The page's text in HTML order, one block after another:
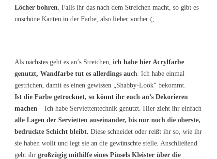
Löcher bohren . Falls ihr das nach dem Streichen macht, so gibt es
unschöne Kanten in der Farbe, also lieber vorher (;
Als nächstes geht es an’s Streichen, ich habe hier Acrylfarbe
genutzt, Wandfarbe tut es allerdings auch. Ich habe einmal
gestrichen, damit es einen gewissen „Shabby-Look“ bekommt.
Ist die Farbe getrocknet, so könnt ihr euch an’s Dekorieren
machen – Ich habe Serviettentechnik genutzt. Hier zieht ihr einfach
alle Lagen der Servietten auseinander, bis nur noch die oberste,
bedruckte Schicht bleibt. Diese schneidet oder reißt ihr so, wie ihr
sie haben wollt und legt sie an die gewünschte stelle. Anschließend
gebt ihr großzügig mithilfe eines Pinsels Kleister über die